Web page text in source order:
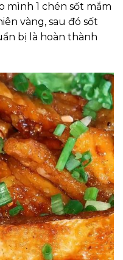
mình 1 chén sốt mắm
vàng, sau đó sốt
bị là hoàn thành